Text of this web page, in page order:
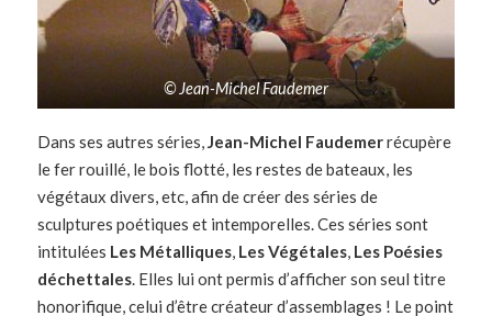
© Jean-Michel Faudemer
Dans ses autres séries,Jean-Michel Faudemerrécupère
le fer rouillé, le bois flotté, les restes de bateaux, les
végétaux divers, etc, afin de créer des séries de
sculptures poétiques et intemporelles. Ces séries sont
intitulées Les Métalliques, Les Végétales, Les Poésies
déchettales. Elles lui ont permis d’afficher son seul titre
honorifique, celui d’être créateur d’assemblages ! Le point